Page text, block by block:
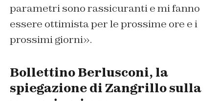
parametri sono rassicuranti e mi fanno
essere ottimista per le prossime ore e i
prossimi giorni».
Bollettino Berlusconi, la
spiegazione di Zangrillo sulla